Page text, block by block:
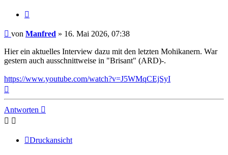
Beitrag
von Manfred » 16. Mai 2026, 07:38
Hier ein aktuelles Interview dazu mit den letzten Mohikanern. War
gestern auch ausschnittweise in "Brisant" (ARD)-.
https://www.youtube.com/watch?v=J5WMqCEjSyI
Antworten
Druckansicht